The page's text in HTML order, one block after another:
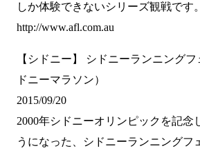
しか体験できないシリーズ観戦です。
http://www.afl.com.au
【シドニー】 シドニーランニング
ドニーマラソン）
2015/09/20
2000年シドニーオリンピックを記念
うになった、シドニーランニングフ